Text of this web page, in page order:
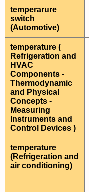
temperarure
switch
(Automotive)
temperature (
Refrigeration and
HVAC
Components -
Thermodynamic
and Physical
Concepts -
Measuring
Instruments and
Control Devices )
temperature
(Refrigeration and
air conditioning)